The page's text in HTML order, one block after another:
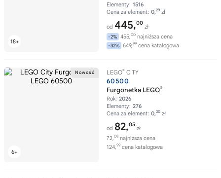
Elementy: 1516
Cena za element: 0,29 zł
od 445,00
zł
-2% 455,00 najniższa cena
-32% 649,99 cena katalogowa
LEGO® CITY
60500
Furgonetka LEGO®
Rok: 2026
Elementy: 276
Cena za element: 0,30 zł
od 82,05
zł
72,08 najniższa cena
124,99 cena katalogowa